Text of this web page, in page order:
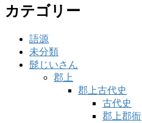
カテゴリー
語源
未分類
髭じいさん
郡上
郡上古代史
古代史
郡上郡衙